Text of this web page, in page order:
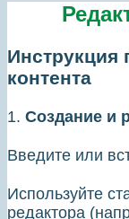
Инструкция
контента
1. Создание и
Введите или
Используйте
редактора